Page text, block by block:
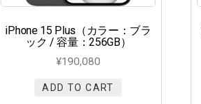
iPhone 15 Plus（カラー：ブラ
ック / 容量：256GB）
¥190,080
ADD TO CART